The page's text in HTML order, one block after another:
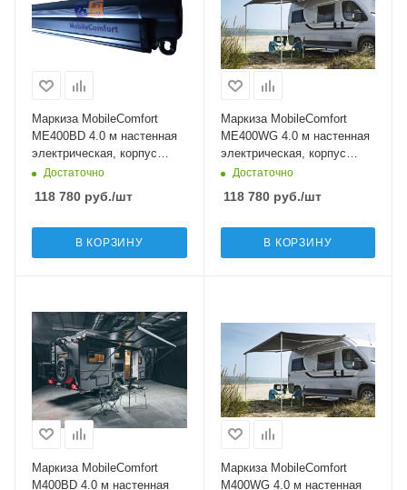
Маркиза MobileComfort
ME400BD 4.0 м настенная
электрическая, корпус
чёрный, полотно темно-
Достаточно
118 780 руб./шт
В КОРЗИНУ
Маркиза MobileComfort
ME400WG 4.0 м настенная
электрическая, корпус
белый, полотно светло-
Достаточно
118 780руб./шт
В КОРЗИНУ
Маркиза MobileComfort
M400BD 4.0 м настенная
Маркиза MobileComfort
M400WG 4.0 м настенная